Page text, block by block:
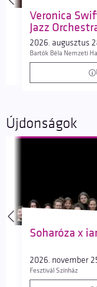
Veronica
Jazz
2026. augusztus
Bartók Béla Nemzeti
Újdonságok
Soharóza x
2026. november
Fesztivál Színház